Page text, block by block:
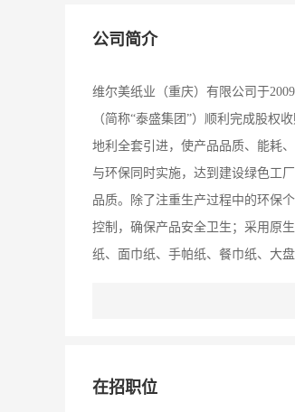
公司简介
维尔美纸业（重庆）有限公司于
（简称“泰盛集团”）顺利完成股权
地利全套引进，使产品品质、能耗
与环保同时实施，达到建设绿色工
品质。除了注重生产过程中的环保
控制，确保产品安全卫生；采用原
纸、面巾纸、手帕纸、餐巾纸、大
域遍布全国各大省市及乡镇，通过
在招职位